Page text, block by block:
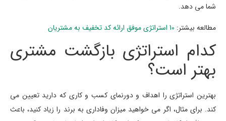
شما می دهد.
مطالعه بیشتر: 10 استراتژی موفق ارائه کد تخفیف به مشتریان
کدام استراتژی بازگشت مشتری
بهتر است؟
بهترین استراتژی را اهداف و دورنمای کسب و کاری که دارید تعیین می
کند. برای مثال، اگر می خواهید میزان وفاداری به برند را زیاد کنید، باعث